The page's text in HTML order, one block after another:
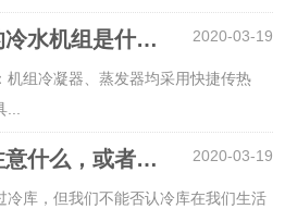
【冷冻机组】引进的冷水机组是什么？ 2020-03-19
机组冷凝器、蒸发器均采用快捷传热
...
在空调冷库中应该注意什么，或者冷库的制冷效果差？ 2020-03-19
冷库，但我们不能否认冷库在我们生活